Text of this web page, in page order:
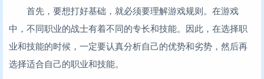
首先，要想打好基础，就必须要理解游戏规则。在游戏
中，不同职业的战士有着不同的专长和技能。因此，在选择职
业和技能的时候，一定要认真分析自己的优势和劣势，然后再
选择适合自己的职业和技能。